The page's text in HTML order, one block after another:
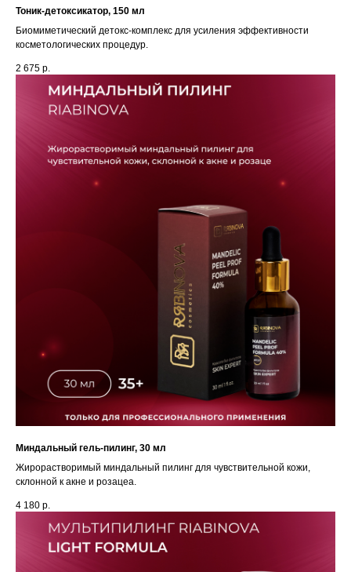
Тоник-детоксикатор, 150 мл
Биомиметический детокс-комплекс для усиления эффективности
косметологических процедур.
2 675 р.
Миндальный гель-пилинг, 30 мл
Жирорастворимый миндальный пилинг для чувствительной кожи,
склонной к акне и розацеа.
4 180 р.